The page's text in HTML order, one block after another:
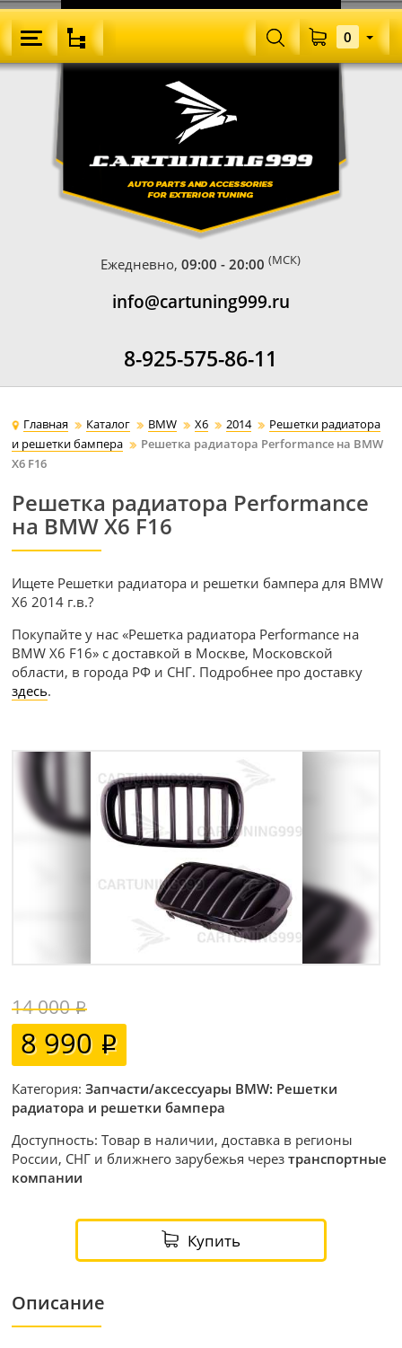
Ежедневно,09:00 - 20:00 (МСК)
info@cartuning999.ru
8-925-575-86-11
0
Главная Каталог BMW X6 2014
Решетки радиатора
и решетки бампера
Решетка радиатора Performance на BMW
X6 F16
Решетка радиатора Performance
на BMW X6 F16
Ищете Решетки радиатора и решетки бампера для BMW
X6 2014 г.в.?
Покупайте у нас «Решетка радиатора Performance на
BMW X6 F16» с доставкой в Москве, Московской
области, в города РФ и СНГ. Подробнее про доставку
здесь.
14 000
8 990
Категория:Запчасти/аксессуары BMW: Решетки
радиатора и решетки бампера
Доступность: Товар в наличии, доставка в регионы
России, СНГ и ближнего зарубежья черезтранспортные
компании
Купить
Описание